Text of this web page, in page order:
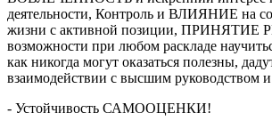
деятельности, Контроль и ВЛИЯНИЕ на
жизни с активной позиции, ПРИНЯТИЕ
возможности при любом раскладе
как никогда могут оказаться полезны,
взаимодействии с высшим руководством
- Устойчивость САМООЦЕНКИ!